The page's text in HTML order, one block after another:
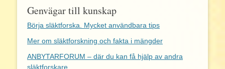
Genvägar till kunskap
Börja släktforska. Mycket användbara tips
Mer om släktforskning och fakta i mängder
ANBYTARFORUM – där du kan få hjälp av andra
släktforskare.